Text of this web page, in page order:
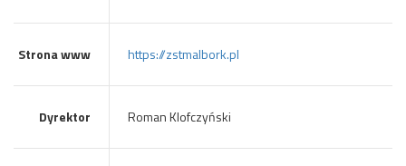
Strona www https://zstmalbork.pl
Dyrektor Roman Klofczyński